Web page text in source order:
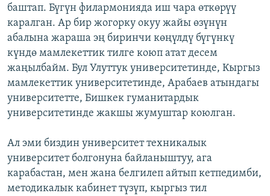
баштап. Бүгүн филармонияда иш чара өткөрүү
каралган. Ар бир жогорку окуу жайы өзүнүн
абалына жараша эң биринчи көңүлдү бүгүнкү
күндө мамлекеттик тилге коюп атат десем
жаңылбайм. Бул Улуттук университетинде, Кыргыз
мамлекеттик университетинде, Арабаев атындагы
университетте, Бишкек гуманитардык
университетинде жакшы жумуштар коюлган.
Ал эми биздин университет техникалык
университет болгонуна байланыштуу, ага
карабастан, мен жана белгилеп айтып кетпедимби,
методикалык кабинет түзүп, кыргыз тил